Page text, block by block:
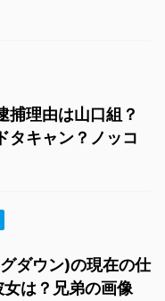
捕理由は山口組？
タキャン？ノッコ
ダウン)の現在の仕
は？兄弟の画像